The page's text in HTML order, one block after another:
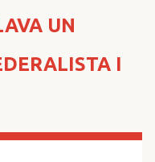
UN
I